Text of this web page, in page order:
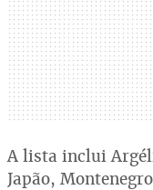
A lista inclui
Japão,